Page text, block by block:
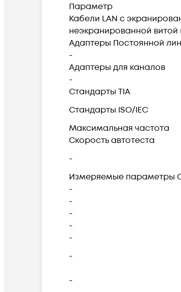
Параметр
Кабели LAN с
неэкранированной витой
Адаптеры Постоянной
-
Адаптеры для каналов
-
Стандарты TIA
Стандарты ISO/IEC
Максимальная частота
Скорость автотеста
-
Измеряемые параметры
-
-
-
-
-
-
-